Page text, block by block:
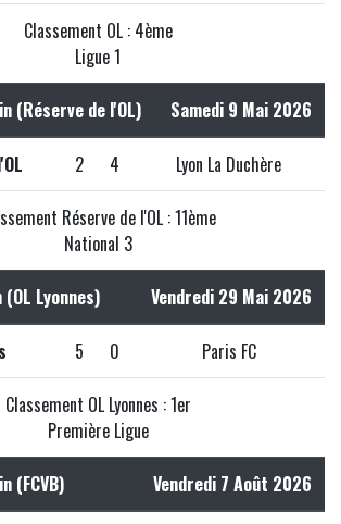
Classement OL : 4ème
Ligue 1
(Réserve de l'OL) Samedi 9 Mai 2026
2 4 Lyon La Duchère
Réserve de l'OL : 11ème
National 3
Lyonnes) Vendredi 29 Mai 2026
5 0 Paris FC
Classement OL Lyonnes : 1er
Première Ligue
(FCVB) Vendredi 7 Août 2026